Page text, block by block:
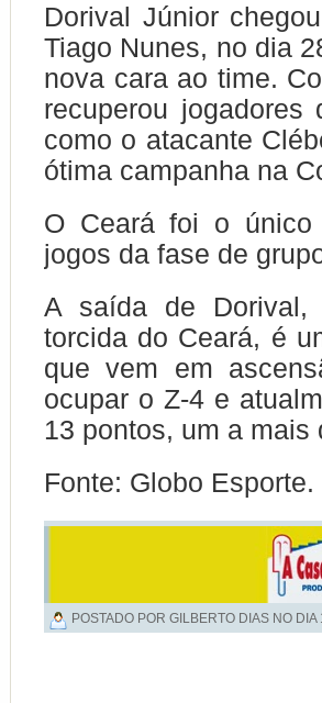
Dorival Júnior
Tiago Nunes, no dia
nova cara ao time.
recuperou
como o atacante
ótima campanha na
O Ceará foi o
jogos da fase de
A saída de
torcida do Ceará, é
que vem em
ocupar o Z-4 e
13 pontos, um a mais
Fonte: Globo Esporte.
POSTADO POR GILBERTO DIAS NO DIA